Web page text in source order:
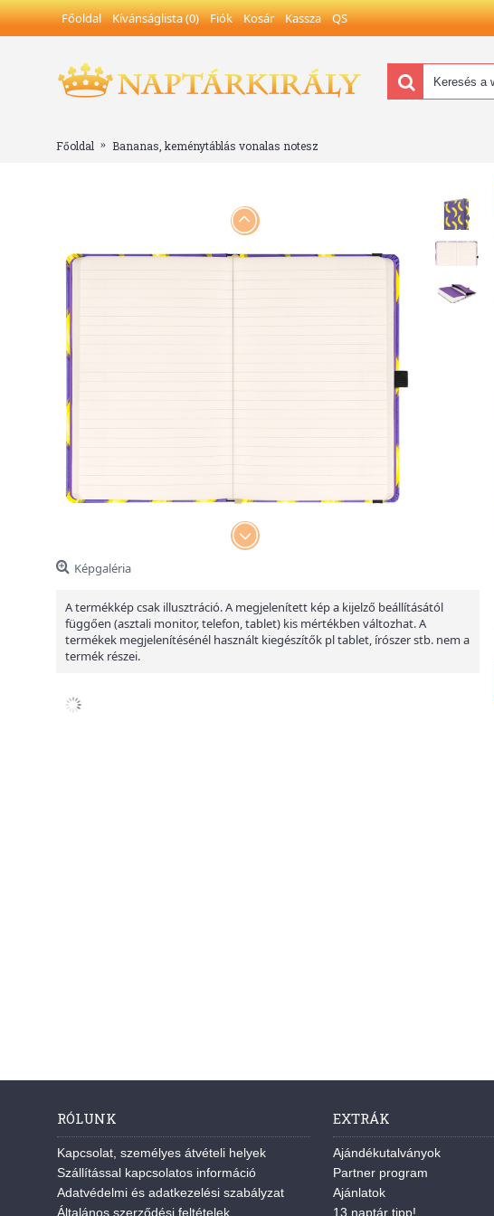
Főoldal Kívánságlista (0) Fiók Kosár Kassza QS
Főoldal Bananas, keménytáblás vonalas notesz
Képgaléria
A termékkép csak illusztráció. A megjelenített kép a kijelző beállításától
függően (asztali monitor, telefon, tablet) kis mértékben változhat. A
termékek megjelenítésénél használt kiegészítők pl tablet, írószer stb. nem a
termék részei.
RÓLUNK
Kapcsolat, személyes átvételi helyek
Szállítással kapcsolatos információ
Adatvédelmi és adatkezelési szabályzat
Általános szerződési feltételek
EXTRÁK
Ajándékutalványok
Partner program
Ajánlatok
13 naptár tipp!